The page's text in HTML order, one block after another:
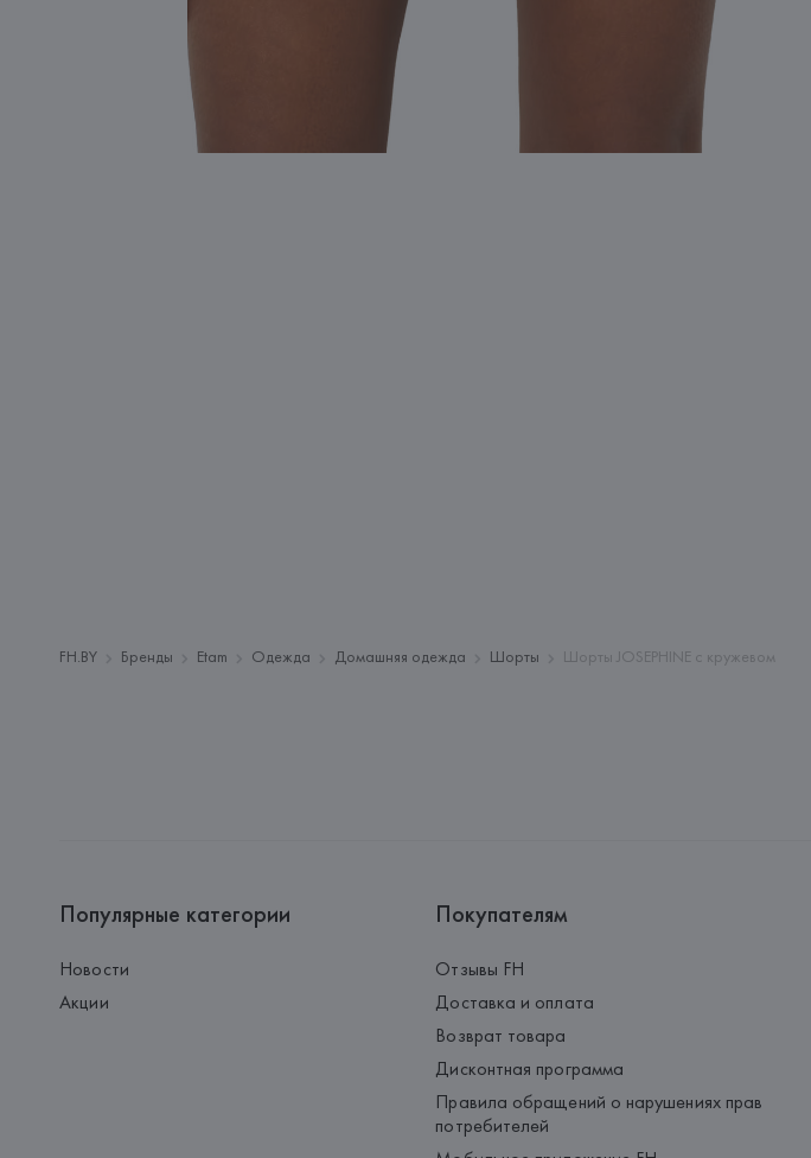
FH.BY Бренды Etam Одежда Домашняя одежда Шорты Шорты JOSEPHINE с кружевом
Популярные категории
Новости
Акции
Покупателям
Отзывы FH
Доставка и оплата
Возврат товара
Дисконтная программа
Правила обращений о нарушениях прав
потребителей